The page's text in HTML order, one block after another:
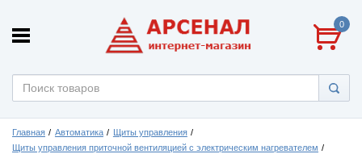
0
Главная Автоматика
Щиты управления
Щиты управления приточной вентиляцией с электрическим нагревателем